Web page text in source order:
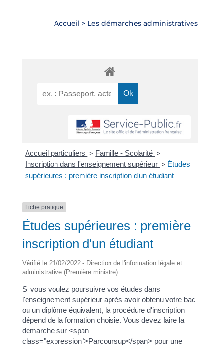
Accueil > Les démarches administratives
Accueil particuliers > Famille - Scolarité >
Inscription dans l'enseignement supérieur > Études
supérieures : première inscription d'un étudiant
Fiche pratique
Études supérieures : première
inscription d'un étudiant
Vérifié le 21/02/2022 - Direction de l'information légale et
administrative (Première ministre)
Si vous voulez poursuivre vos études dans
l'enseignement supérieur après avoir obtenu votre bac
ou un diplôme équivalent, la procédure d'inscription
dépend de la formation choisie. Vous devez faire la
démarche sur <span
class="expression">Parcoursup</span> pour une